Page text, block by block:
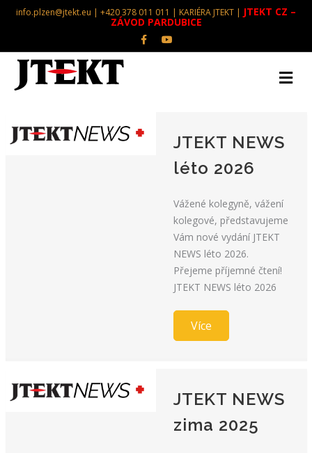
info.plzen@jtekt.eu | +420 378 011 011 | KARIÉRA JTEKT | JTEKT CZ –
ZÁVOD PARDUBICE
FacebookYoutube
JTEKT NEWS
léto 2026
Vážené kolegyně, vážení
kolegové, představujeme
Vám nové vydání JTEKT
NEWS léto 2026.
Přejeme příjemné čtení!
JTEKT NEWS léto 2026
Více
JTEKT NEWS
zima 2025